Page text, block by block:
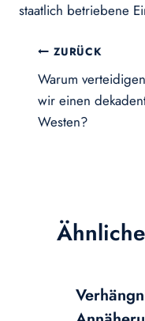
staatlich betriebene
ZURÜCK
Warum verteidigen
wir einen
Westen?